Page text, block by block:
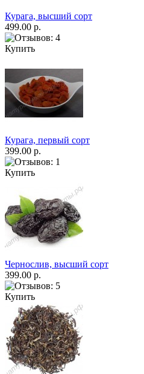
Курага, высший сорт
499.00 р.
Купить
Курага, первый сорт
399.00 р.
Купить
Чернослив, высший сорт
399.00 р.
Купить